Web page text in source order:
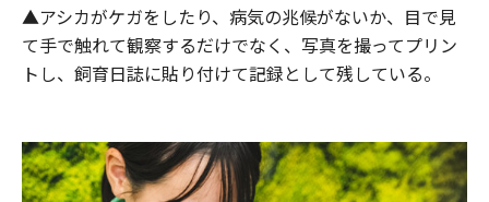
▲アシカがケガをしたり、病気の兆候がないか、目で見
て手で触れて観察するだけでなく、写真を撮ってプリン
トし、飼育日誌に貼り付けて記録として残している。